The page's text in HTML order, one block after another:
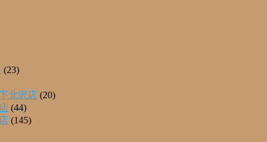
(23)
北沢店 (20)
(44)
(145)